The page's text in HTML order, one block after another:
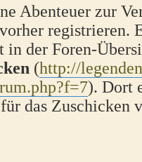
Abenteuer zur
registrieren.
in der Foren-
(http://
). Dort
das Zuschicken